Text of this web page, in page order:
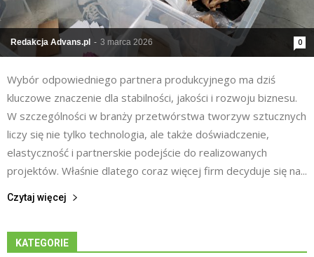
Redakcja Advans.pl - 3 marca 2026 0
Wybór odpowiedniego partnera produkcyjnego ma dziś
kluczowe znaczenie dla stabilności, jakości i rozwoju biznesu.
W szczególności w branży przetwórstwa tworzyw sztucznych
liczy się nie tylko technologia, ale także doświadczenie,
elastyczność i partnerskie podejście do realizowanych
projektów. Właśnie dlatego coraz więcej firm decyduje się na...
Czytaj więcej
KATEGORIE